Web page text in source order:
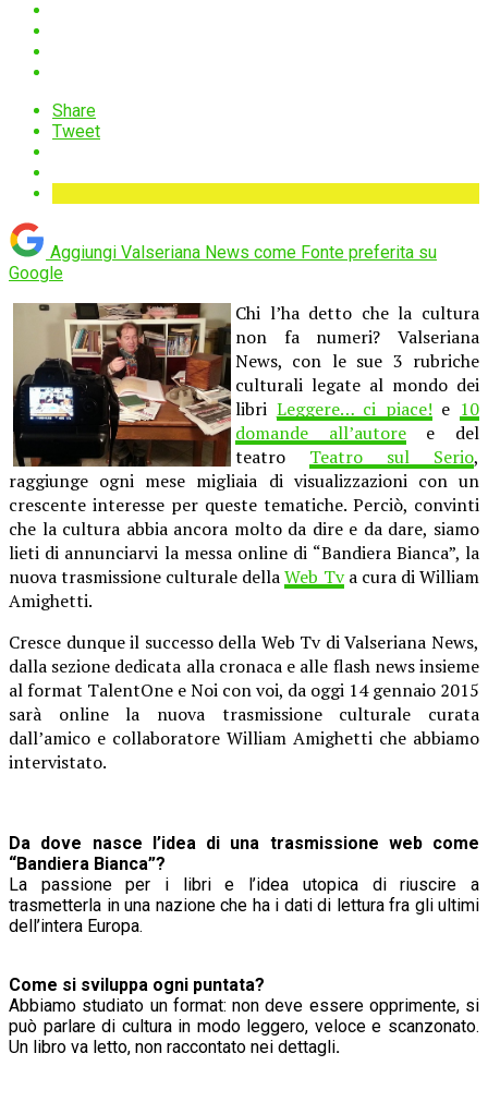
Share
Tweet
Aggiungi Valseriana News come Fonte preferita su
Google
Chi l’ha detto che la cultura
non fa numeri? Valseriana
News, con le sue 3 rubriche
culturali legate al mondo dei
libri Leggere… ci piace! e 10
domande all’autoree del
teatro Teatro sul Serio,
raggiunge ogni mese migliaia di visualizzazioni con un
crescente interesse per queste tematiche. Perciò, convinti
che la cultura abbia ancora molto da dire e da dare, siamo
lieti di annunciarvi la messa online di “Bandiera Bianca”, la
nuova trasmissione culturale dellaWeb Tva cura di William
Amighetti.
Cresce dunque il successo della Web Tv di Valseriana News,
dalla sezione dedicata alla cronaca e alle flash news insieme
al format TalentOne e Noi con voi, da oggi 14 gennaio 2015
sarà online la nuova trasmissione culturale curata
dall’amico e collaboratore William Amighetti che abbiamo
intervistato.
Da dove nasce l’idea di una trasmissione web come
“Bandiera Bianca”?
La passione per i libri e l’idea utopica di riuscire a
trasmetterla in una nazione che ha i dati di lettura fra gli ultimi
dell’intera Europa.
Come si sviluppa ogni puntata?
Abbiamo studiato un format: non deve essere opprimente, si
può parlare di cultura in modo leggero, veloce e scanzonato.
Un libro va letto, non raccontato nei dettagli.